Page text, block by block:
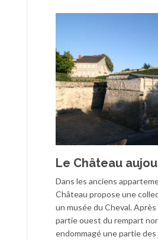
Le Château
Dans les anciens
Château propose une
un musée du Cheval.
partie ouest du rempart
endommagé une partie